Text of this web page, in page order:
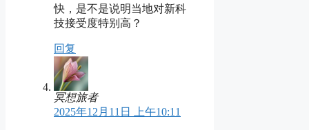
快，是不是说明当地对新科
技接受度特别高？
回复
冥想旅者
2025年12月11日 上午10:11